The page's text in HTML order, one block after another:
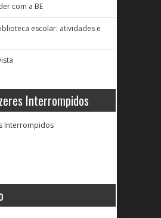
com a BE
escolar: atividades e
Interrompidos
Interrompidos